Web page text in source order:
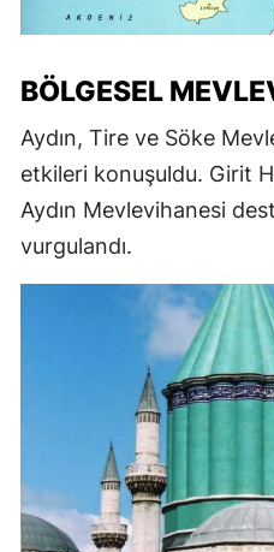
BÖLGESEL
Aydın, Tire ve Söke
etkileri konuşuldu. Girit
Aydın Mevlevihanesi
vurgulandı.